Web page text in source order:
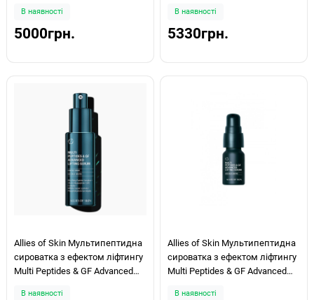
В наявності
5000грн.
В наявності
5330грн.
Allies of Skin Мультипептидна
сироватка з ефектом ліфтингу
Multi Peptides & GF Advanced
В наявності
Allies of Skin Мультипептидна
сироватка з ефектом ліфтингу
Multi Peptides & GF Advanced
В наявності